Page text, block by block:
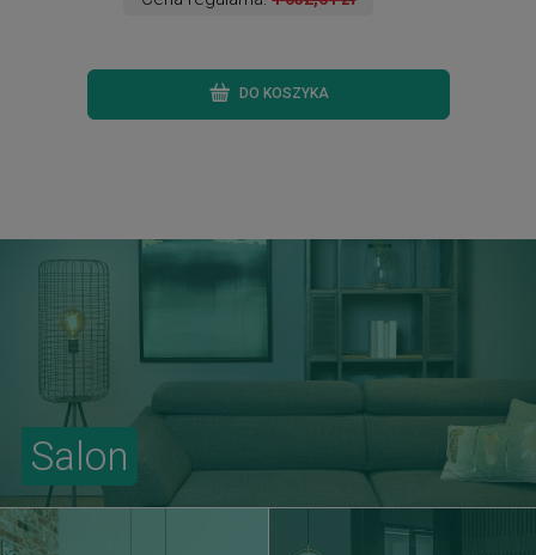
DO KOSZYKA
Salon